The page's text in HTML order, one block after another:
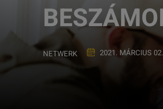
NETWERK 2021. MÁRCIUS 02.